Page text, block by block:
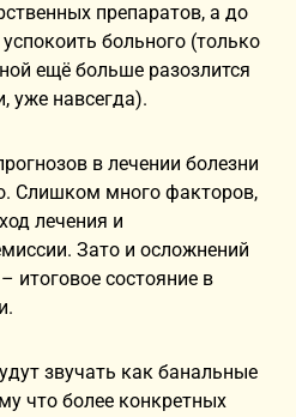
препаратов, а до
больного (только
ещё больше разозлится
уже навсегда).
в лечении болезни
Слишком много факторов,
лечения и
Зато и осложнений
итоговое состояние в
звучать как банальные
что более конкретных